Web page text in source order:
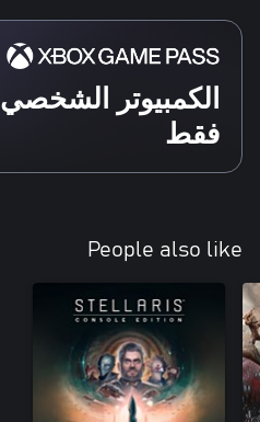
الكمبيوتر الشخصي
فقط
People also like